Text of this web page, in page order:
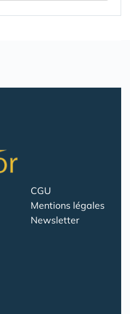
CGU
Mentions légales
Newsletter